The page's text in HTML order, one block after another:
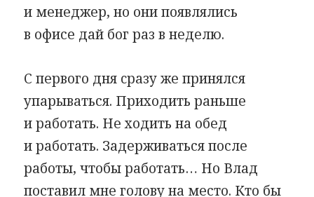
и менеджер, но они появлялись
в офисе дай бог раз в неделю.
С первого дня cразу же принялся
упарываться. Приходить раньше
и работать. Не ходить на обед
и работать. Задерживаться после
работы, чтобы работать… Но Влад
поставил мне голову на место. Кто бы